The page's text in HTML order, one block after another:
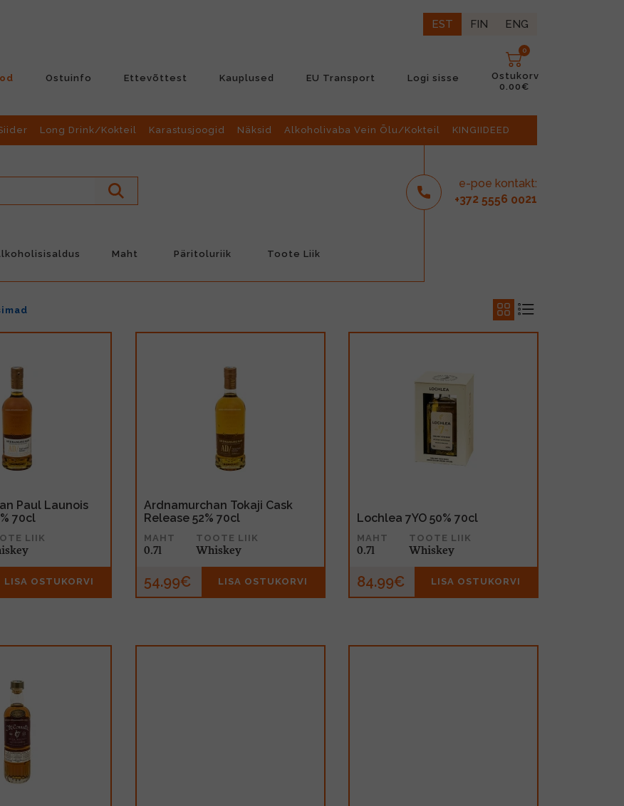
EST FIN ENG
Ostuinfo Ettevõttest Kauplused EU Transport Logi sisse
0
Ostukorv
0.00€
Long Drink/Kokteil Karastusjoogid Näksid Alkoholivaba Vein Õlu/Kokteil KINGIIDEED
e-poe kontakt:
+372 5556 0021
Maht Päritoluriik Toote Liik
Paul Launois
70cl
LIIK
LISA OSTUKORVI
Ardnamurchan Tokaji Cask
Release 52% 70cl
MAHT
0.7l
TOOTE LIIK
Whiskey
54.99€ LISA OSTUKORVI
Lochlea 7YO 50% 70cl
MAHT
0.7l
TOOTE LIIK
Whiskey
84.99€ LISA OSTUKORVI